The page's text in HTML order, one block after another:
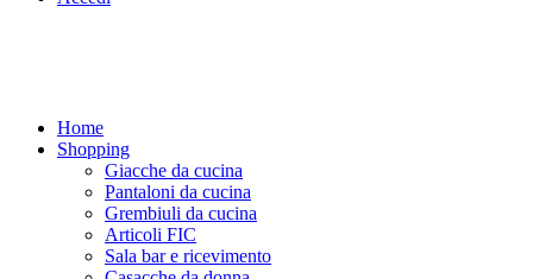
Home
Shopping
Giacche da cucina
Pantaloni da cucina
Grembiuli da cucina
Articoli FIC
Sala bar e ricevimento